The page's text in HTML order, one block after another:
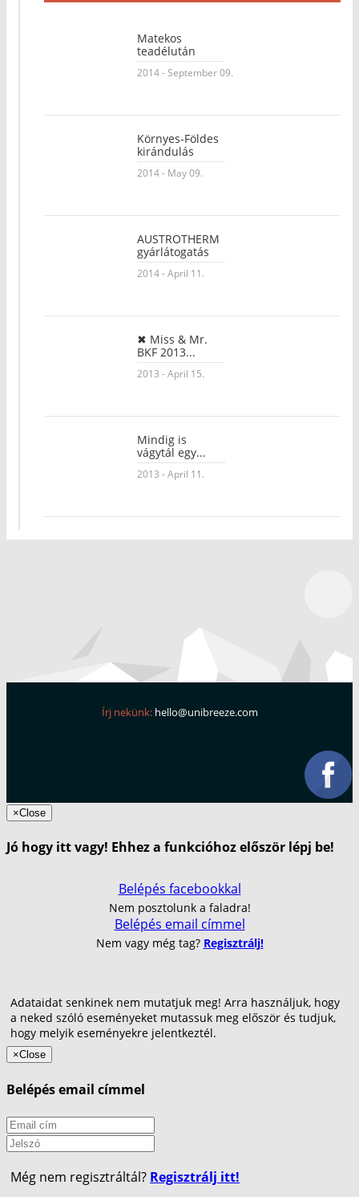
Matekos
teadélután
2014 - September 09.
Környes-Földes
kirándulás
2014 - May 09.
AUSTROTHERM
gyárlátogatás
2014 - April 11.
✖ Miss & Mr.
BKF 2013...
2013 - April 15.
Mindig is
vágytál egy...
2013 - April 11.
Írj nekünk: hello@unibreeze.com
×Close
Jó hogy itt vagy! Ehhez a funkcióhoz először lépj be!
Belépés facebookkal
Nem posztolunk a faladra!
Belépés email címmel
Nem vagy még tag? Regisztrálj!
Adataidat senkinek nem mutatjuk meg! Arra használjuk, hogy
a neked szóló eseményeket mutassuk meg először és tudjuk,
hogy melyik eseményekre jelentkeztél.
×Close
Belépés email címmel
Még nem regisztráltál? Regisztrálj itt!